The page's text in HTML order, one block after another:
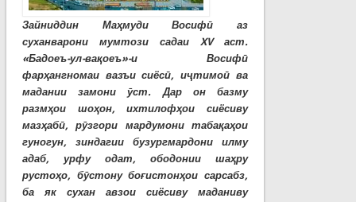
Зайниддин Маҳмуди Восифӣ аз
суханварони мумтози садаи XV аст.
«Бадоеъ-ул-вақоеъ»-и Восифӣ
фарҳангномаи вазъи сиёсӣ, иҷтимоӣ ва
мадании замони ӯст. Дар он базму
размҳои шоҳон, ихтилофҳои сиёсиву
мазҳабӣ, рӯзгори мардумони табақаҳои
гуногун, зиндагии бузургмардони илму
адаб, урфу одат, ободонии шаҳру
рустоҳо, бӯстону боғистонҳои сарсабз,
ба як сухан авзои сиёсиву маданиву